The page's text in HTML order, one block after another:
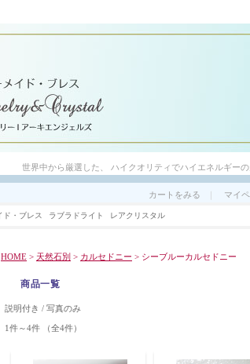
世界中から厳選した、 ハイクオリティでハイエネルギー
カートをみる ｜ マイ
ド・ブレス ラブラドライト レアクリスタル
HOME > 天然石別 > カルセドニー > シーブルーカルセドニー
商品一覧
説明付き / 写真のみ
1件～4件 （全4件）